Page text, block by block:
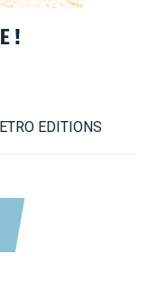
!
EDITIONS